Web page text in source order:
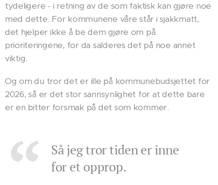
tydeligere - i retning av de som faktisk kan gjøre noe
med dette. For kommunene våre står i sjakkmatt,
det hjelper ikke å be dem gjøre om på
prioriteringene, for da salderes det på noe annet
viktig.
Og om du tror det er ille på kommunebudsjettet for
2026, så er det stor sannsynlighet for at dette bare
er en bitter forsmak på det som kommer.
Så jeg tror tiden er inne
for et opprop.